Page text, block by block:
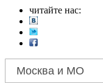
читайте нас:
Москва и МО